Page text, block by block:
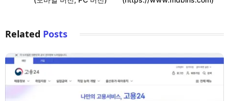
Related Posts